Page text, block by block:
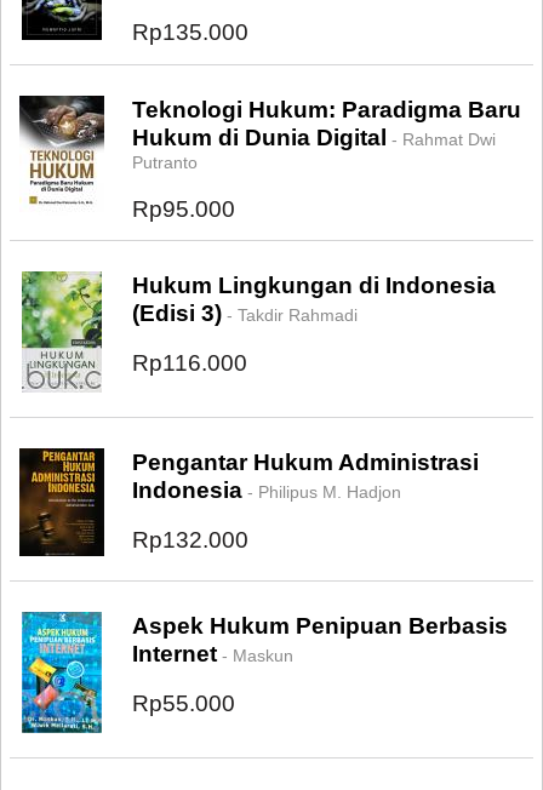
Rp135.000
Teknologi Hukum: Paradigma Baru
Hukum di Dunia Digital - Rahmat Dwi
Putranto
Rp95.000
Hukum Lingkungan di Indonesia
(Edisi 3) - Takdir Rahmadi
Rp116.000
Pengantar Hukum Administrasi
Indonesia - Philipus M. Hadjon
Rp132.000
Aspek Hukum Penipuan Berbasis
Internet - Maskun
Rp55.000